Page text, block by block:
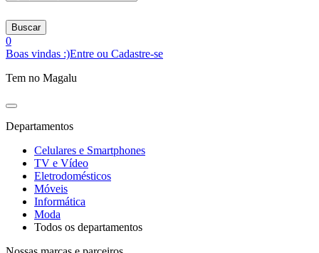
Buscar
0
Boas vindas :)Entre ou Cadastre-se
Tem no Magalu
Departamentos
Celulares e Smartphones
TV e Vídeo
Eletrodomésticos
Móveis
Informática
Moda
Todos os departamentos